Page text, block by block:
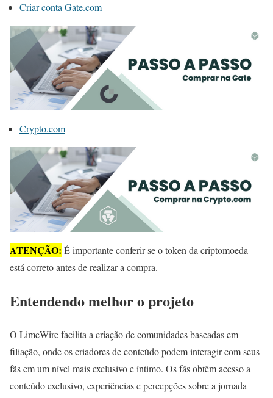
Criar conta Gate.com
Crypto.com
ATENÇÃO: É importante conferir se o token da criptomoeda
está correto antes de realizar a compra.
Entendendo melhor o projeto
O LimeWire facilita a criação de comunidades baseadas em
filiação, onde os criadores de conteúdo podem interagir com seus
fãs em um nível mais exclusivo e íntimo. Os fãs obtêm acesso a
conteúdo exclusivo, experiências e percepções sobre a jornada